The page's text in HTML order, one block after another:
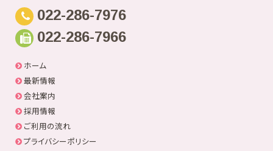
022-286-7976
022-286-7966
ホーム
最新情報
会社案内
採用情報
ご利用の流れ
プライバシーポリシー